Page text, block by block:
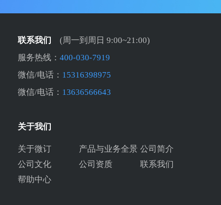
联系我们
(周一到周日 9:00~21:00)
服务热线： 400-030-7919
微信/电话： 15316398975
微信/电话： 13636566643
关于我们
关于微订 产品与业务全景 公司简介
公司文化
公司资质
联系我们
帮助中心